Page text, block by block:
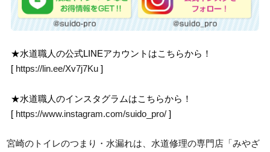
★水道職人の公式LINEアカウントはこちらから！
[ https://lin.ee/Xv7j7Ku ]
★水道職人のインスタグラムはこちらから！
[ https://www.instagram.com/suido_pro/ ]
宮崎のトイレのつまり・水漏れは、水道修理の専門店「みやざ